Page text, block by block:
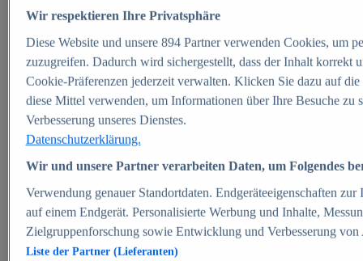
Zum Report
E-commerce
Beliebte Statistiken
Aktuelle Statistiken
E-Commerce - Entwicklung des Umsatzes in
Deutschland 1999-2025
Umsatz von Amazon in Deutschland und weltweit
2010-2025
B2C-E-Commerce: Top-50 Online Shops in
Deutschland 2024
Marktanteile von Online-Zahlungsverfahren in
Deutschland 2024
Umsatzstarke Warengruppen im Online-Handel in
Deutschland 2023-2025
Wir respektieren Ihre Privatsphäre
Diese Website und unsere 894Partner verwenden Cookies, um
zuzugreifen. Dadurch wird sichergestellt, dass der Inhalt korrekt
Cookie-Präferenzen jederzeit verwalten. Klicken Sie dazu auf
diese Mittel verwenden, um Informationen über Ihre Besuche
Verbesserung unseres Dienstes.
Datenschutzerklärung.
Wir und unsere Partner verarbeiten Daten, um Folgendes
Verwendung genauer Standortdaten. Endgeräteeigenschaften
auf einem Endgerät. Personalisierte Werbung und Inhalte,
Zielgruppenforschung sowie Entwicklung und Verbesserung von
Liste der Partner (Lieferanten)